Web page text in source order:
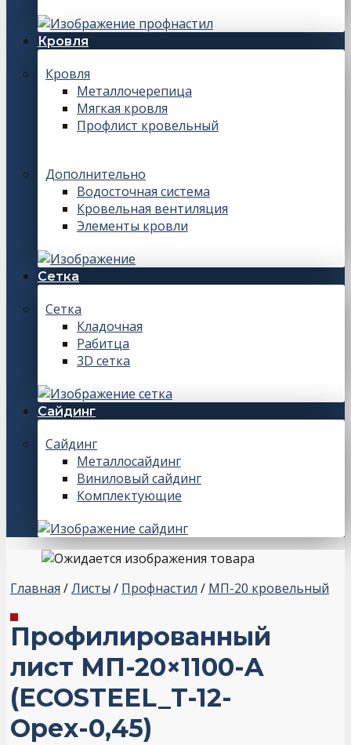
Кровля
Кровля
Металлочерепица
Мягкая кровля
Профлист кровельный
Дополнительно
Водосточная система
Кровельная вентиляция
Элементы кровли
Сетка
Сетка
Кладочная
Рабитца
3D сетка
Сайдинг
Сайдинг
Металлосайдинг
Виниловый сайдинг
Комплектующие
Главная /Листы / Профнастил / МП-20 кровельный
Профилированный
лист МП-20×1100-A
(ECOSTEEL_T-12-
Орех-0,45)